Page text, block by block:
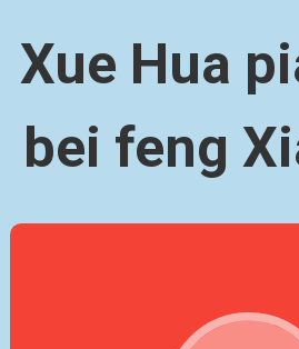
Xue Hua
bei feng